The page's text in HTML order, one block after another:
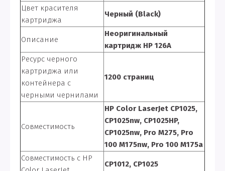
Цвет красителя
картриджа
Черный (Black)
Описание
Неоригинальный
картридж HP 126A
Ресурс черного
картриджа или
контейнера с
черными чернилами
1200 страниц
Совместимость
HP Color LaserJet CP1025,
CP1025nw, CP1025HP,
CP1025nw, Pro M275, Pro
100 M175nw, Pro 100 M175a
Совместимость с HP
CP1012, CP1025